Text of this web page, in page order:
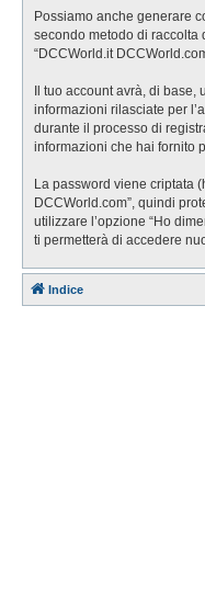
Possiamo anche generare
secondo metodo di raccolta
“DCCWorld.it
Il tuo account avrà, di
informazioni rilasciate per
durante il processo di
informazioni che hai fornito
La password viene criptata
DCCWorld.com”, quindi
utilizzare l’opzione “Ho
ti permetterà di accedere
Indice